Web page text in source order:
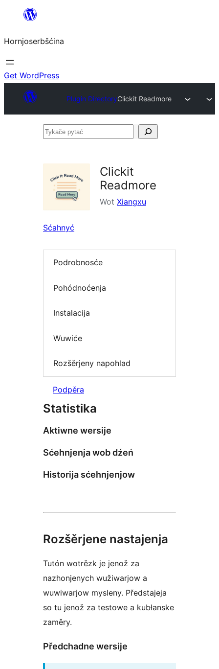
wobsahej
Hornjoserbšćina
Get WordPress
Plugin DirectoryClickit Readmore
Tykače
Clickit
Readmore
Wot Xiangxu
Sćahnyć
Podrobnosće
Pohódnoćenja
Instalacija
Wuwiće
Rozšěrjeny napohlad
Podpěra
Statistika
Aktiwne wersije
Sćehnjenja wob dźeń
Historija sćehnjenjow
Rozšěrjene nastajenja
Tutón wotrězk je jenož za
nazhonjenych wužiwarjow a
wuwiwarjow mysleny. Předstajeja
so tu jenož za testowe a kubłanske
zaměry.
Předchadne wersije